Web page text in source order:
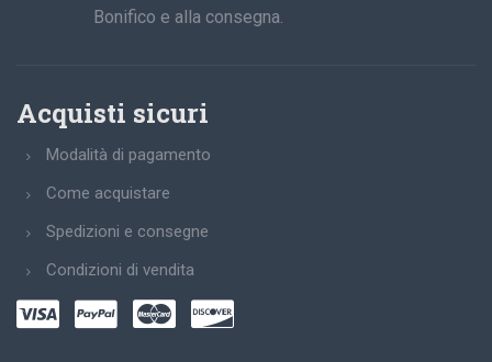
Bonifico e alla consegna.
Acquisti sicuri
Modalità di pagamento
Come acquistare
Spedizioni e consegne
Condizioni di vendita